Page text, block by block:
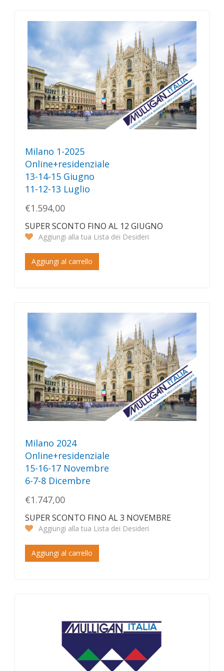
Milano 1-2025
Online+residenziale
13-14-15 Giugno
11-12-13 Luglio
€1.594,00
SUPER SCONTO FINO AL 12 GIUGNO
Aggiungi alla tua Lista dei Desideri
Aggiungi al carrello
Milano 2024
Online+residenziale
15-16-17 Novembre
6-7-8 Dicembre
€1.747,00
SUPER SCONTO FINO AL 3 NOVEMBRE
Aggiungi alla tua Lista dei Desideri
Aggiungi al carrello